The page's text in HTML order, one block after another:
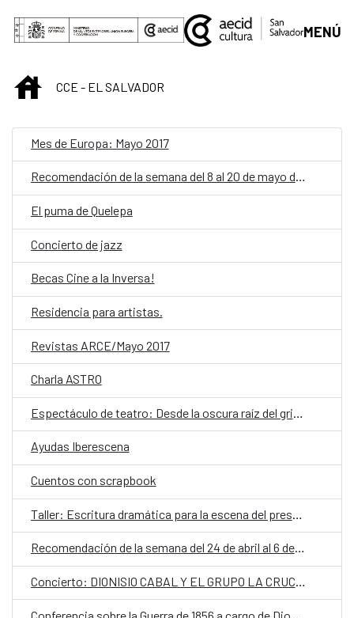
Saltar al contenido principal
MENÚ
INICIOCCE - EL SALVADOR
Mes de Europa: Mayo 2017
Recomendación de la semana del 8 al 20 de mayo del 2017
El puma de Quelepa
Concierto de jazz
Becas Cine a la Inversa!
Residencia para artistas.
Revistas ARCE/Mayo 2017
Charla ASTRO
Ayudas Iberescena
Cuentos con scrapbook
Recomendación de la semana del 24 de abril al 6 de mayo del 2017
Concierto: DIONISIO CABAL Y EL GRUPO LA CRUCETA.